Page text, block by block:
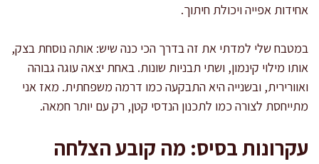
אחידות אפייה ויכולת חיתוך.
במטבח שלי למדתי את זה בדרך הכי כנה שיש: אותה נוסחת בצק,
אותו מילוי קינמון, ושתי תבניות שונות. באחת יצאה עוגה גבוהה
ואוורירית, ובשנייה היא התבקעה כמו דרמה משפחתית. מאז אני
מתייחסת לצורה כמו לתכנון הנדסי קטן, רק עם יותר חמאה.
עקרונות בסיס: מה קובע הצלחה